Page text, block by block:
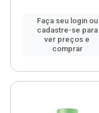
Faça seu login ou
cadastre-se para
ver preços e
comprar